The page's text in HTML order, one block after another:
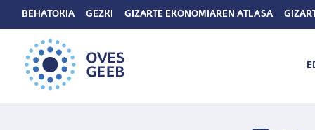
BEHATOKIA GEZKI GIZARTE EKONOMIAREN ATLASA